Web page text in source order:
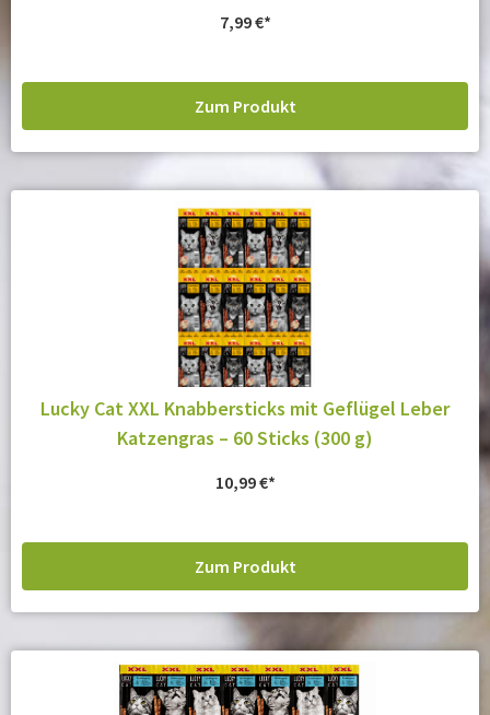
7,99€
Zum Produkt
Lucky Cat XXL Knabbersticks mit Geflügel Leber
Katzengras – 60 Sticks (300 g)
10,99€
Zum Produkt